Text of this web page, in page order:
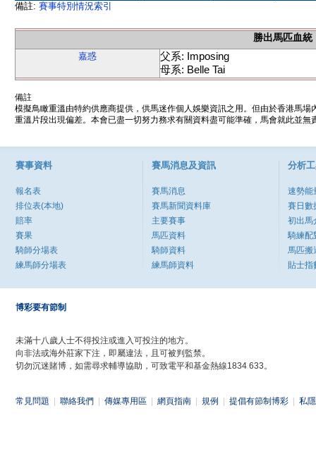
備註: 賽事特別情況索引
勝出馬匹血統
嘉惑
父系: Imposing
母系: Belle Tai
備註
模擬鳥瞰重溫由特約供應商提供，供馬迷作個人娛樂資訊之用。但由於香港馬
重溫片段出現偏差。本會已盡一切努力務求有關資料盡可能準確，馬會就此並
賽事資料
報名表
排位表(本地)
賠率
賽果
騎師分場表
練馬師分場表
賽馬消息及資訊
賽馬消息
賽馬新聞資料庫
主要賽事
馬匹資料
騎師資料
練馬師資料
分析
速勢能
賽日數
初出馬
騎練配
馬匹搬
貼士指
博彩要有節制
未滿十八歲人士不得投注或進入可投注的地方。
向非法或海外莊家下注，即屬違法，且可被判監禁。
切勿沉迷賭博，如需尋求輔導協助，可致電平和基金熱線1834 633。
常見問題 聯絡我們 傳媒專用區 網頁指南 規例 提倡有節制博彩 私